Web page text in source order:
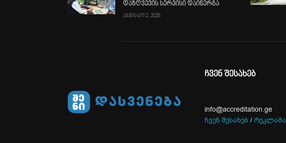
დაზღვევის სერვისი დაინერგა
აგვისტო 2, 2026
ჩვენ შესახებ
info@accreditation.ge
ჩვენ შესახებ / რეკლამა